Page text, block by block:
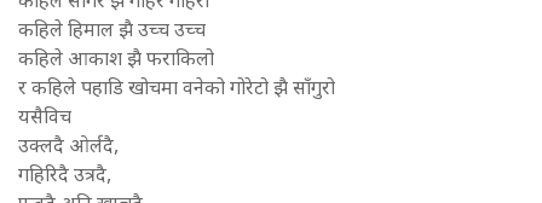
कहिले हिमाल झै उच्च उच्च
कहिले आकाश झै फराकिलो
र कहिले पहाडि खोचमा वनेको गोरेटो झै साँगुरो
यसैविच
उक्लदै ओर्लदै,
गहिरिदै उत्रदै,